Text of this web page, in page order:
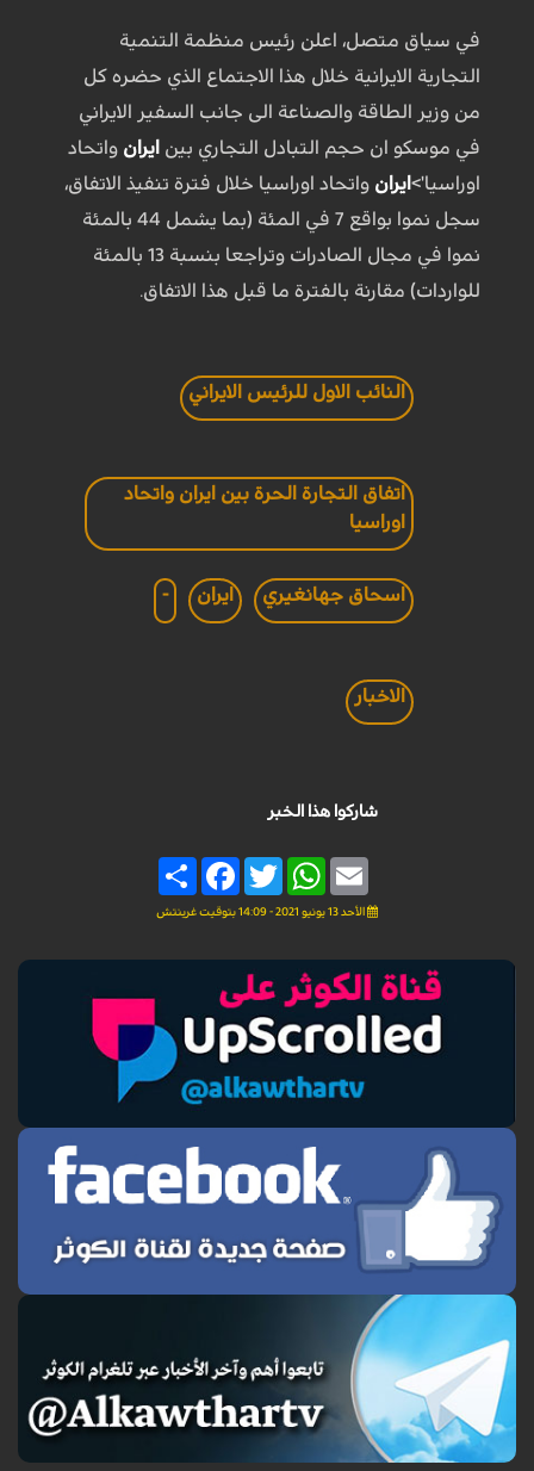
في سياق متصل، اعلن رئيس منظمة التنمية
التجارية الايرانية خلال هذا الاجتماع الذي حضره كل
من وزير الطاقة والصناعة الى جانب السفير الايراني
في موسكو ان حجم التبادل التجاري بين ايران واتحاد
اوراسيا'>ايران واتحاد اوراسيا خلال فترة تنفيذ الاتفاق،
سجل نموا بواقع 7 في المئة (بما يشمل 44 بالمئة
نموا في مجال الصادرات وتراجعا بنسبة 13 بالمئة
للواردات) مقارنة بالفترة ما قبل هذا الاتفاق.
النائب الاول للرئيس الايراني
اتفاق التجارة الحرة بين ايران واتحاد
اوراسيا
اسحاق جهانغيري ايران -
الاخبار
شاركوا هذا الخبر
Share
FacebookTwitter
WhatsAppEmail
الأحد 13 يونيو 2021 - 14:09 بتوقيت غرينتش